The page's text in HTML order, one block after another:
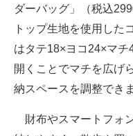
ダーバッグ」（税込
トップ生地を使用した
はタテ18×ヨコ24×マ
開くことでマチを広げ
納スペースを調整できま
財布やスマートフォ